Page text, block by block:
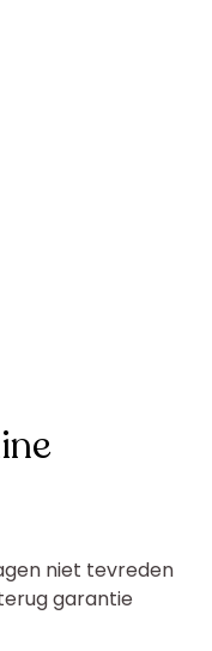
niet tevreden
garantie